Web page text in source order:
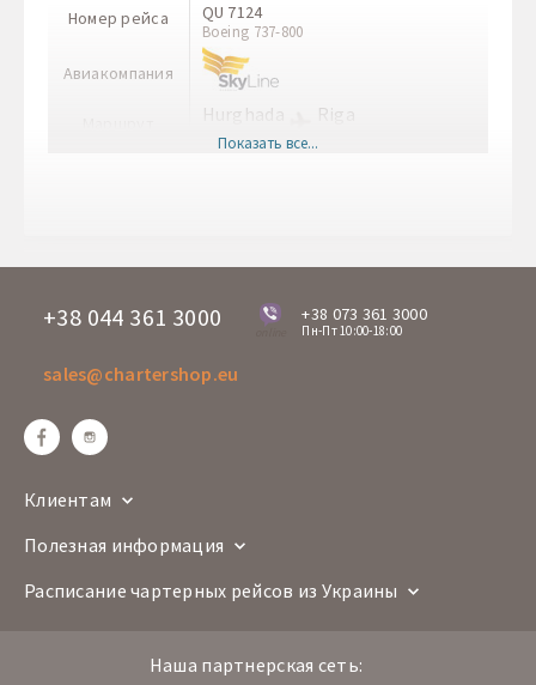
Номер рейса
Авиакомпания
QU 7124
Boeing 737-800
Hurghada Riga
Показать все...
+38 044 361 3000
online
+38 073 361 3000
Пн-Пт 10:00-18:00
sales@chartershop.eu
Клиентам
Полезная информация
Расписание чартерных рейсов из Украины
Наша партнерская сеть: